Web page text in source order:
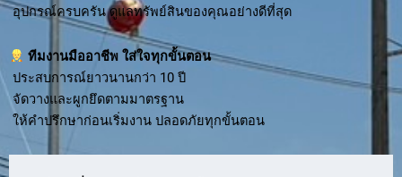
อุปกรณ์ครบครัน ดูแลทรัพย์สินของคุณอย่างดีที่สุด
ทีมงานมืออาชีพ ใส่ใจทุกขั้นตอน
ประสบการณ์ยาวนานกว่า 10 ปี
จัดวางและผูกยึดตามมาตรฐาน
ให้คำปรึกษาก่อนเริ่มงาน ปลอดภัยทุกขั้นตอน